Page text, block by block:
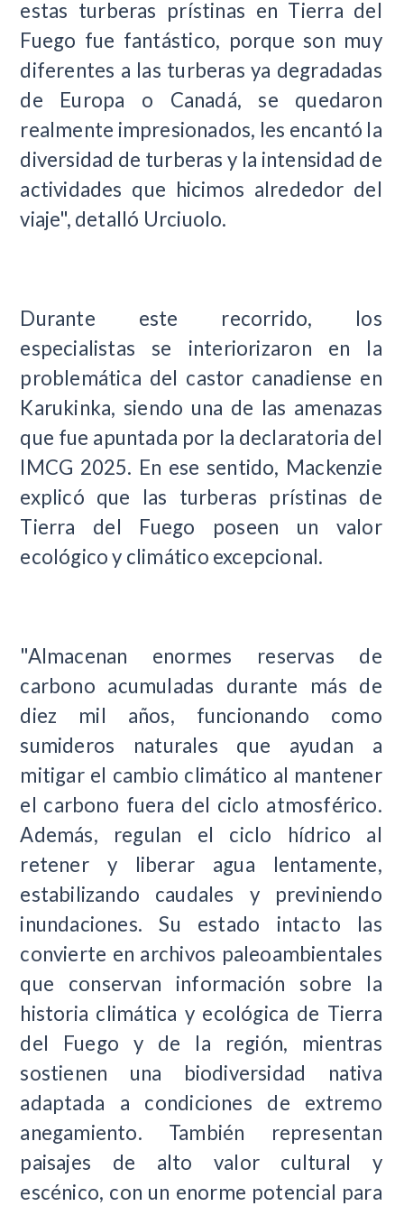
estas turberas prístinas en Tierra del
Fuego fue fantástico, porque son muy
diferentes a las turberas ya degradadas
de Europa o Canadá, se quedaron
realmente impresionados, les encantó la
diversidad de turberas y la intensidad de
actividades que hicimos alrededor del
viaje", detalló Urciuolo.
Durante este recorrido, los
especialistas se interiorizaron en la
problemática del castor canadiense en
Karukinka, siendo una de las amenazas
que fue apuntada por la declaratoria del
IMCG 2025. En ese sentido, Mackenzie
explicó que las turberas prístinas de
Tierra del Fuego poseen un valor
ecológico y climático excepcional.
"Almacenan enormes reservas de
carbono acumuladas durante más de
diez mil años, funcionando como
sumideros naturales que ayudan a
mitigar el cambio climático al mantener
el carbono fuera del ciclo atmosférico.
Además, regulan el ciclo hídrico al
retener y liberar agua lentamente,
estabilizando caudales y previniendo
inundaciones. Su estado intacto las
convierte en archivos paleoambientales
que conservan información sobre la
historia climática y ecológica de Tierra
del Fuego y de la región, mientras
sostienen una biodiversidad nativa
adaptada a condiciones de extremo
anegamiento. También representan
paisajes de alto valor cultural y
escénico, con un enorme potencial para